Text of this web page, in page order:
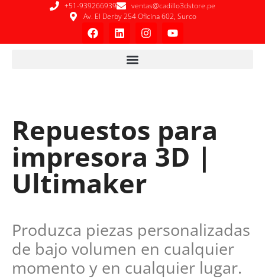
+51-939266939
ventas@cadillo3dstore.pe
Av. El Derby 254 Oficina 602, Surco
Repuestos para
impresora 3D |
Ultimaker
Produzca piezas personalizadas
de bajo volumen en cualquier
momento y en cualquier lugar.